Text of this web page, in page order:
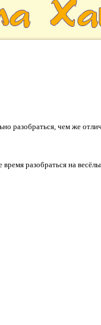
разобраться, чем же
время разобраться на